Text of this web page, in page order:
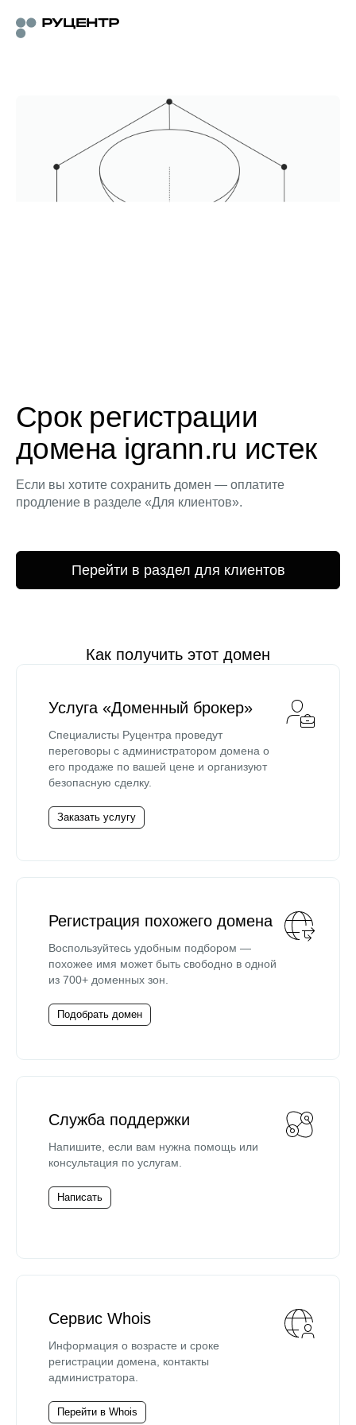
Срок регистрации
домена igrann.ru истек
Если вы хотите сохранить домен — оплатите
продление в разделе «Для клиентов».
Перейти в раздел для клиентов
Как получить этот домен
Услуга «Доменный брокер»
Специалисты Руцентра проведут
переговоры с администратором домена о
его продаже по вашей цене и организуют
безопасную сделку.
Заказать услугу
Регистрация похожего домена
Воспользуйтесь удобным подбором —
похожее имя может быть свободно в одной
из 700+ доменных зон.
Подобрать домен
Служба поддержки
Напишите, если вам нужна помощь или
консультация по услугам.
Написать
Сервис Whois
Информация о возрасте и сроке
регистрации домена, контакты
администратора.
Перейти в Whois